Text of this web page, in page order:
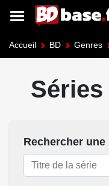
Accueil BD Genres
Rechercher